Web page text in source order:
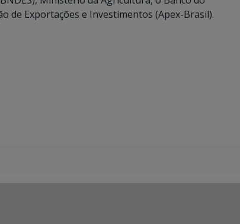
de Exportações e Investimentos (Apex-Brasil).